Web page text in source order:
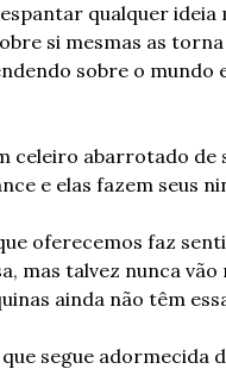
qualquer ideia
si mesmas as
sobre o mundo
celeiro abarrotado de
e elas fazem seus
oferecemos faz
mas talvez nunca
ainda não têm
segue